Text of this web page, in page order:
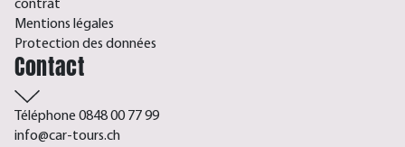
contrat
Mentions légales
Protection des données
Contact
Téléphone 0848 00 77 99
info@car-tours.ch